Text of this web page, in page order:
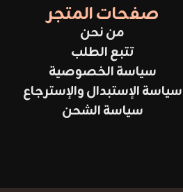
صفحات المتجر
من نحن
تتبع الطلب
سياسة الخصوصية
سياسة الإستبدال والإسترجاع
سياسة الشحن